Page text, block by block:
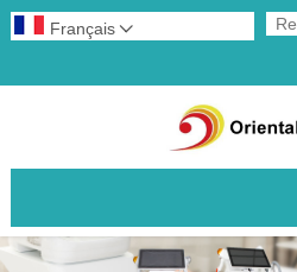
Français 